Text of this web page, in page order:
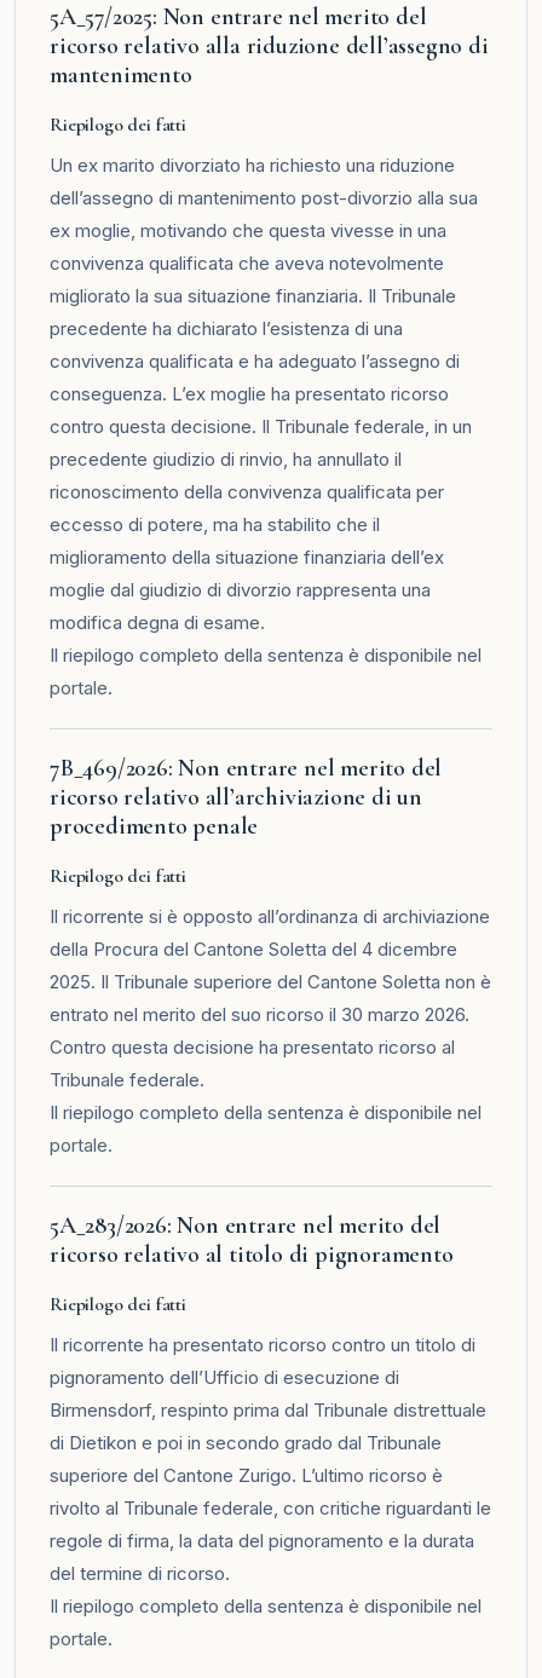
5A_57/2025: Non entrare nel merito del
ricorso relativo alla riduzione dell’assegno di
mantenimento
Riepilogo dei fatti
Un ex marito divorziato ha richiesto una riduzione
dell’assegno di mantenimento post-divorzio alla sua
ex moglie, motivando che questa vivesse in una
convivenza qualificata che aveva notevolmente
migliorato la sua situazione finanziaria. Il Tribunale
precedente ha dichiarato l’esistenza di una
convivenza qualificata e ha adeguato l’assegno di
conseguenza. L’ex moglie ha presentato ricorso
contro questa decisione. Il Tribunale federale, in un
precedente giudizio di rinvio, ha annullato il
riconoscimento della convivenza qualificata per
eccesso di potere, ma ha stabilito che il
miglioramento della situazione finanziaria dell’ex
moglie dal giudizio di divorzio rappresenta una
modifica degna di esame.
Il riepilogo completo della sentenza è disponibile nel
portale.
7B_469/2026: Non entrare nel merito del
ricorso relativo all’archiviazione di un
procedimento penale
Riepilogo dei fatti
Il ricorrente si è opposto all’ordinanza di archiviazione
della Procura del Cantone Soletta del 4 dicembre
2025. Il Tribunale superiore del Cantone Soletta non è
entrato nel merito del suo ricorso il 30 marzo 2026.
Contro questa decisione ha presentato ricorso al
Tribunale federale.
Il riepilogo completo della sentenza è disponibile nel
portale.
5A_283/2026: Non entrare nel merito del
ricorso relativo al titolo di pignoramento
Riepilogo dei fatti
Il ricorrente ha presentato ricorso contro un titolo di
pignoramento dell’Ufficio di esecuzione di
Birmensdorf, respinto prima dal Tribunale distrettuale
di Dietikon e poi in secondo grado dal Tribunale
superiore del Cantone Zurigo. L’ultimo ricorso è
rivolto al Tribunale federale, con critiche riguardanti le
regole di firma, la data del pignoramento e la durata
del termine di ricorso.
Il riepilogo completo della sentenza è disponibile nel
portale.